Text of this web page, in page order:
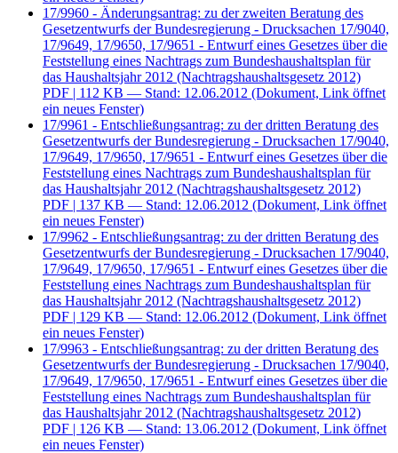
17/9960 - Änderungsantrag: zu der zweiten Beratung des
Gesetzentwurfs der Bundesregierung - Drucksachen 17/9040,
17/9649, 17/9650, 17/9651 - Entwurf eines Gesetzes über die
Feststellung eines Nachtrags zum Bundeshaushaltsplan für
das Haushaltsjahr 2012 (Nachtragshaushaltsgesetz 2012)
PDF | 112 KB — Stand: 12.06.2012 (Dokument, Link öffnet
ein neues Fenster)
17/9961 - Entschließungsantrag: zu der dritten Beratung des
Gesetzentwurfs der Bundesregierung - Drucksachen 17/9040,
17/9649, 17/9650, 17/9651 - Entwurf eines Gesetzes über die
Feststellung eines Nachtrags zum Bundeshaushaltsplan für
das Haushaltsjahr 2012 (Nachtragshaushaltsgesetz 2012)
PDF | 137 KB — Stand: 12.06.2012 (Dokument, Link öffnet
ein neues Fenster)
17/9962 - Entschließungsantrag: zu der dritten Beratung des
Gesetzentwurfs der Bundesregierung - Drucksachen 17/9040,
17/9649, 17/9650, 17/9651 - Entwurf eines Gesetzes über die
Feststellung eines Nachtrags zum Bundeshaushaltsplan für
das Haushaltsjahr 2012 (Nachtragshaushaltsgesetz 2012)
PDF | 129 KB — Stand: 12.06.2012 (Dokument, Link öffnet
ein neues Fenster)
17/9963 - Entschließungsantrag: zu der dritten Beratung des
Gesetzentwurfs der Bundesregierung - Drucksachen 17/9040,
17/9649, 17/9650, 17/9651 - Entwurf eines Gesetzes über die
Feststellung eines Nachtrags zum Bundeshaushaltsplan für
das Haushaltsjahr 2012 (Nachtragshaushaltsgesetz 2012)
PDF | 126 KB — Stand: 13.06.2012 (Dokument, Link öffnet
ein neues Fenster)